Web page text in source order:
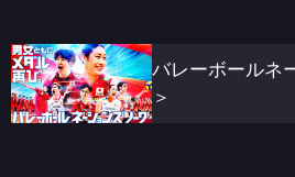
バレーボールネ
＞